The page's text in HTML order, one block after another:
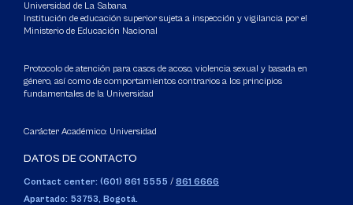
Universidad de La Sabana
Institución de educación superior sujeta a inspección y vigilancia por el
Ministerio de Educación Nacional
Protocolo de atención para casos de acoso, violencia sexual y basada en
género, así como de comportamientos contrarios a los principios
fundamentales de la Universidad
Carácter Académico: Universidad
DATOS DE CONTACTO
Contact center: (601) 861 5555 / 861 6666
Apartado: 53753, Bogotá.